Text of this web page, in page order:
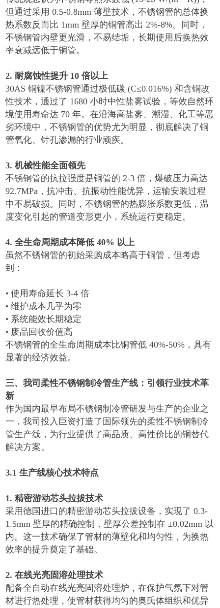
但通过采用0.5-0.8mm薄壁技术，不锈钢管的总体换
热系数反而比 1mm壁厚的铜管高出2%-8%。同时，
不锈钢管内壁更光滑，不易结垢，长期使用后换热效
率衰减远低于铜管。
2. 耐腐蚀性提升 10倍以上
30AS铜镍不锈钢管通过极低碳(C≤0.016%)和含铜改
性技术，通过了 1680小时中性盐雾试验，等效自然环
境使用寿命达 70年。在沿海高盐雾、潮湿、化工等恶
劣环境中，不锈钢管的优势尤为明显，彻底解决了铜
管氧化、针孔渗漏的行业顽疾。
3.机械性能全面领先
不锈钢管的抗拉强度是铜管的 2-3倍，爆破压力高达
92.7MPa ，抗冲击、抗振动性能优异，运输安装过程
中不易破损。同时，不锈钢管的热膨胀系数更低，温
度变化引起的管道变形更小，系统运行更稳定。
4.全生命周期成本降低40% 以上
虽然不锈钢管的初始采购成本略高于铜管，但考虑
到：
•使用寿命延长 3-4倍
•维护成本几乎为零
• 系统能效长期稳定
• 废品回收价值高
不锈钢管的全生命周期成本比铜管低 40%-50% ，具有
显著的经济效益。
三、我司柔性不锈钢制冷管生产线：引领行业技术革
新
作为国内最早布局不锈钢制冷管研发与生产的企业之
一，我司投入巨资打造了国际领先的柔性不锈钢制冷
管生产线，为行业提供了高品质、高性价比的铜替代
解决方案。
3.1生产线核心技术特点
1.精密游动芯头拉拔技术
采用德国进口的精密游动芯头拉拔设备，实现了 0.3-
1.5mm壁厚的精确控制，壁厚公差控制在±0.02mm 以
内。这一技术确保了管材的薄壁化和均匀性，为换热
效率的提升奠定了基础。
2.在线光亮固溶处理技术
配备全自动在线光亮固溶处理炉，在保护气氛下对管
材进行热处理，使管材获得均匀的奥氏体组织和优异